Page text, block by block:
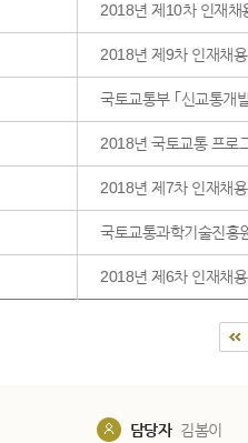
2018년 제10차 인재채
2018년 제9차 인재채
국토교통부 ｢신교통개
2018년 국토교통 프로
2018년 제7차 인재채
국토교통과학기술진흥
2018년 제6차 인재채
담당자 김봄이